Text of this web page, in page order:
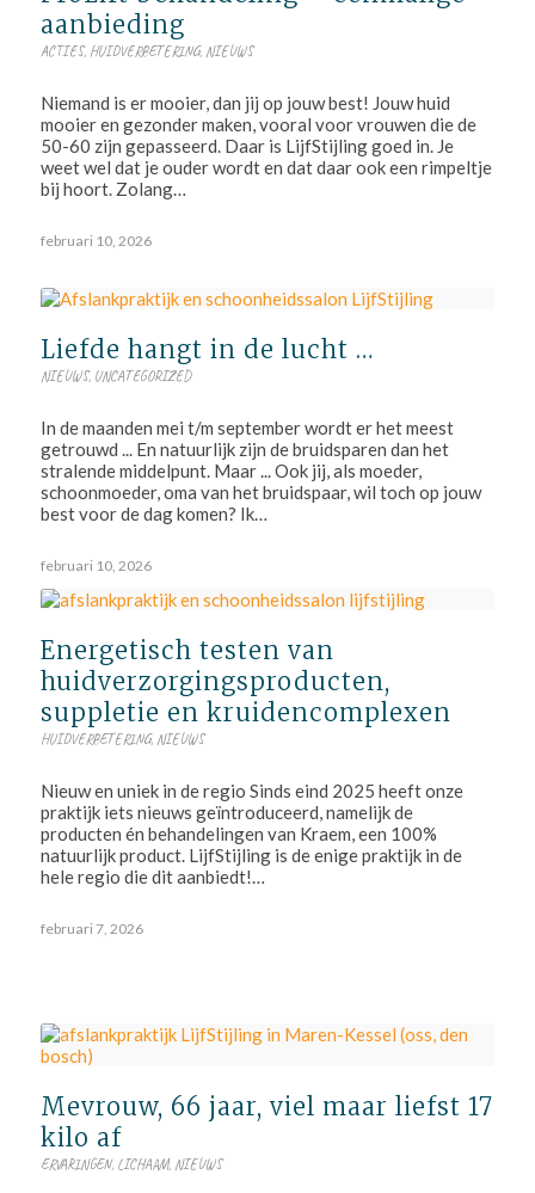
aanbieding
ACTIES, HUIDVERBETERING, NIEUWS
Niemand is er mooier, dan jij op jouw best! Jouw huid
mooier en gezonder maken, vooral voor vrouwen die de
50-60 zijn gepasseerd. Daar is LijfStijling goed in. Je
weet wel dat je ouder wordt en dat daar ook een rimpeltje
bij hoort. Zolang…
februari 10, 2026
Liefde hangt in de lucht …
NIEUWS, UNCATEGORIZED
In de maanden mei t/m september wordt er het meest
getrouwd ... En natuurlijk zijn de bruidsparen dan het
stralende middelpunt. Maar ... Ook jij, als moeder,
schoonmoeder, oma van het bruidspaar, wil toch op jouw
best voor de dag komen? Ik…
februari 10, 2026
Energetisch testen van
huidverzorgingsproducten,
suppletie en kruidencomplexen
HUIDVERBETERING, NIEUWS
Nieuw en uniek in de regio Sinds eind 2025 heeft onze
praktijk iets nieuws geïntroduceerd, namelijk de
producten én behandelingen van Kraem, een 100%
natuurlijk product. LijfStijling is de enige praktijk in de
hele regio die dit aanbiedt!…
februari 7, 2026
Mevrouw, 66 jaar, viel maar liefst 17
kilo af
ERVARINGEN, LICHAAM, NIEUWS